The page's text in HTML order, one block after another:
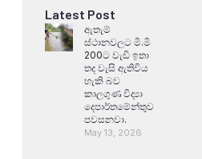
Latest Post
ඇතැම්
ස්ථානවලට මි.මි
200ට වැඩි ඉතා
තද වැසි ඇතිවිය
හැකි බව
කාලගුණ විද්‍යා
දෙපාර්තමේන්තුව
පවසනවා.
May 13, 2026